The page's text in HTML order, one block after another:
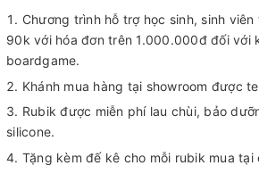
Chương trình hỗ trợ học sinh, sinh
90k với hóa đơn trên 1.000.000đ đối với
boardgame.
Khánh mua hàng tại showroom được
Rubik được miễn phí lau chùi, bảo
silicone.
Tặng kèm đế kê cho mỗi rubik mua tại